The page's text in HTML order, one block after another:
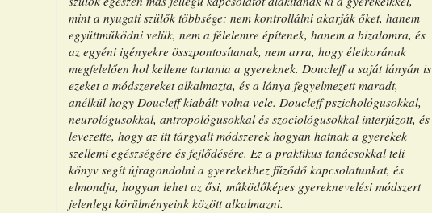
mint a nyugati szülők többsége: nem kontrollálni akarják őket, hanem
együttműködni velük, nem a félelemre építenek, hanem a bizalomra, és
az egyéni igényekre összpontosítanak, nem arra, hogy életkorának
megfelelően hol kellene tartania a gyereknek. Doucleff a saját lányán is
ezeket a módszereket alkalmazta, és a lánya fegyelmezett maradt,
anélkül hogy Doucleff kiabált volna vele. Doucleff pszichológusokkal,
neurológusokkal, antropológusokkal és szociológusokkal interjúzott, és
levezette, hogy az itt tárgyalt módszerek hogyan hatnak a gyerekek
szellemi egészségére és fejlődésére. Ez a praktikus tanácsokkal teli
könyv segít újragondolni a gyerekekhez fűződő kapcsolatunkat, és
elmondja, hogyan lehet az ősi, működőképes gyereknevelési módszert
jelenlegi körülményeink között alkalmazni.